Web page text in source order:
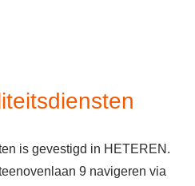
is gevestigd in HETEREN.
9 navigeren via